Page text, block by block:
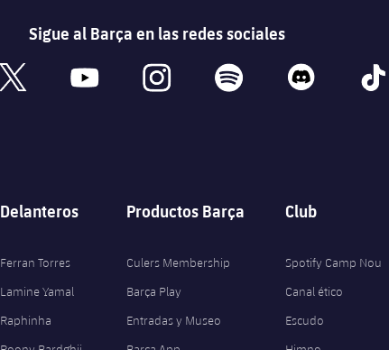
Sigue al Barça en las redes sociales
x youtube instagram spotify discord tiktok
Delanteros
Ferran Torres
Lamine Yamal
Raphinha
Productos Barça
Culers Membership
Barça Play
Entradas y Museo
Club
Spotify Camp Nou
Canal ético
Escudo